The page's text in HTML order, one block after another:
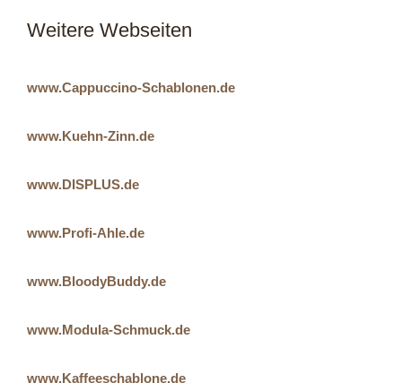
Weitere Webseiten
www.Cappuccino-Schablonen.de
www.Kuehn-Zinn.de
www.DISPLUS.de
www.Profi-Ahle.de
www.BloodyBuddy.de
www.Modula-Schmuck.de
www.Kaffeeschablone.de